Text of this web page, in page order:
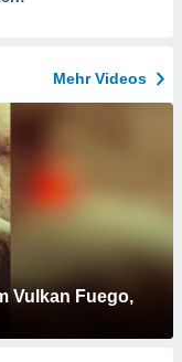
Mehr Videos
Vulkan Fuego,